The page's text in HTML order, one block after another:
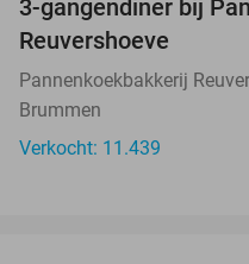
3-gangendiner bij
Reuvershoeve
Pannenkoekbakkerij
Brummen
Verkocht: 11.439